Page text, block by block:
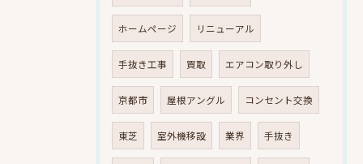
ホームページ リニューアル
手抜き工事 買取 エアコン取り外し
京都市 屋根アングル コンセント交換
東芝 室外機移設 業界 手抜き